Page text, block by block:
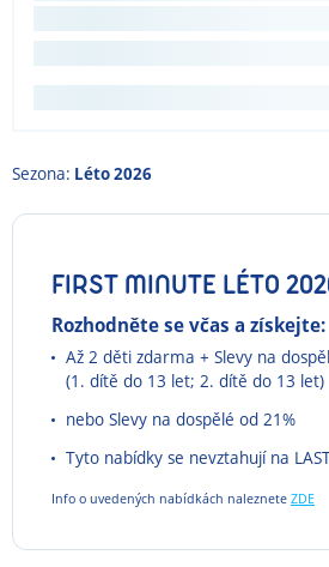
Sezona: Léto 2026
FIRST MINUTE LÉTO
Rozhodněte se včas a získejte:
Až 2 děti zdarma + Slevy na
(1. dítě do 13 let; 2. dítě do 13 let)
nebo Slevy na dospělé od 21%
Tyto nabídky se nevztahují na
Info o uvedených nabídkách naleznete ZDE